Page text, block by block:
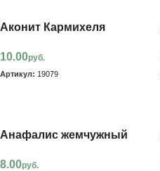
Аконит Кармихеля
10.00руб.
Артикул: 19079
Анафалис жемчужный
8.00руб.